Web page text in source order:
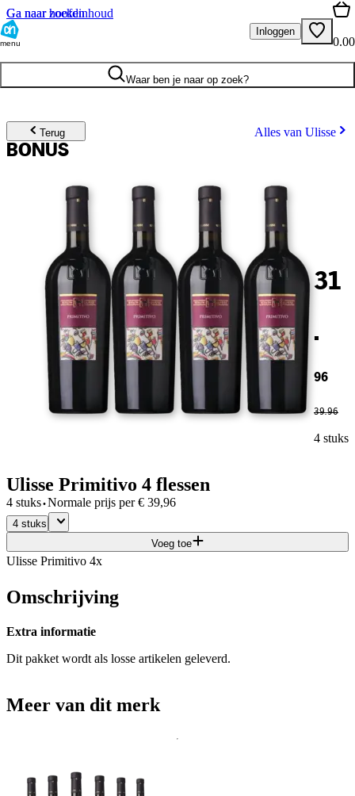
Ga naar hoofdinhoud
Ga naar zoeken
menu
Inloggen
0.00
Waar ben je naar op zoek?
Terug Alles van Ulisse
BONUS
31
.
96
39.96
4 stuks
Ulisse Primitivo 4 flessen
4 stuks·Normale prijs per € 39,96
4 stuks
Voeg toe
Ulisse Primitivo 4x
Omschrijving
Extra informatie
Dit pakket wordt als losse artikelen geleverd.
Meer van dit merk